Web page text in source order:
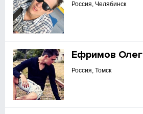
Россия, Челябинск
Ефримов Олег
Россия, Томск